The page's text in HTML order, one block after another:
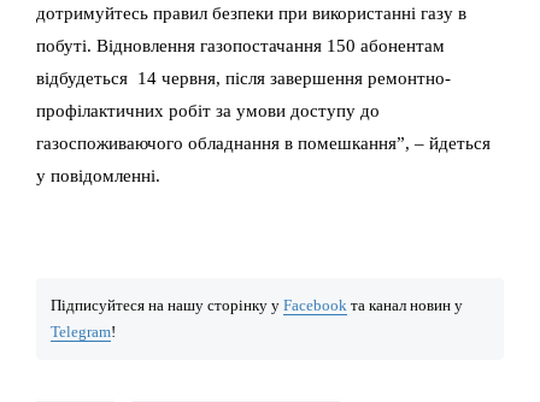
дотримуйтесь правил безпеки при використанні газу в
побуті. Відновлення газопостачання 150 абонентам
відбудеться 14 червня, після завершення ремонтно-
профілактичних робіт за умови доступу до
газоспоживаючого обладнання в помешкання”, – йдеться
у повідомленні.
Підписуйтеся на нашу сторінку у Facebook та канал новин у
Telegram!